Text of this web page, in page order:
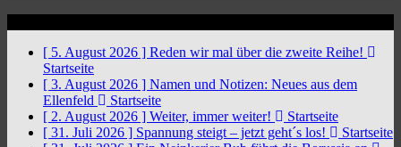
[ 5. August 2026 ] Reden wir mal über die zweite Reihe!
Startseite
[ 3. August 2026 ] Namen und Notizen: Neues aus dem
Ellenfeld
Startseite
[ 2. August 2026 ] Weiter, immer weiter!
Startseite
[ 31. Juli 2026 ] Spannung steigt – jetzt geht´s los!
Startseite